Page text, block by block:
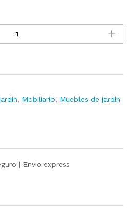
, Mobiliario, Muebles de jardín
| Envio express